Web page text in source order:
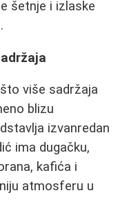
šetnje i izlaske
više sadržaja
blizu
izvanredan
ima dugačku,
kafića i
atmosferu u